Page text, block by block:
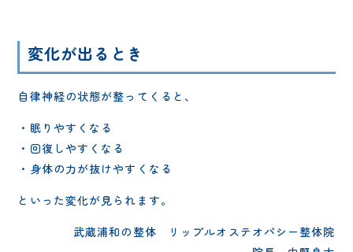
変化が出るとき
自律神経の状態が整ってくると、
・眠りやすくなる
・回復しやすくなる
・身体の力が抜けやすくなる
といった変化が見られます。
武蔵浦和の整体 リップルオステオパシー整体院